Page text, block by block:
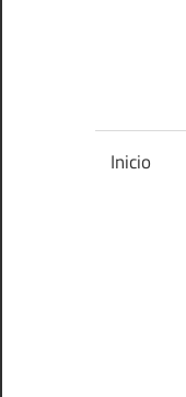
Inicio